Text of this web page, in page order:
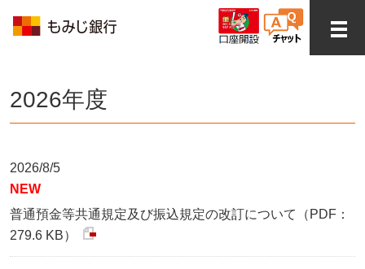
2026年度
2026/8/5
NEW
普通預金等共通規定及び振込規定の改訂について（PDF：
279.6 KB）